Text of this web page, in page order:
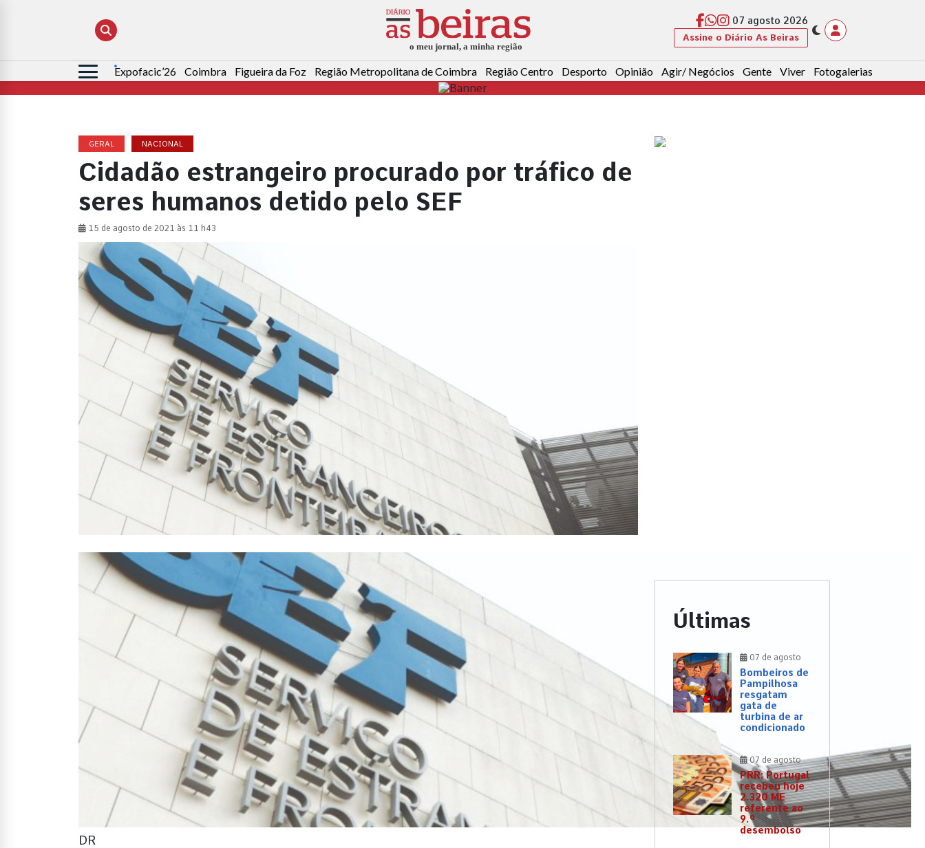
07 agosto 2026
Assine o Diário As Beiras
Pesquisar
por:
Expofacic’26 Coimbra Figueira da Foz Região Metropolitana de Coimbra Região Centro Desporto Opinião Agir/ Negócios Gente Viver Fotogalerias
GERAL NACIONAL
Cidadão estrangeiro procurado por tráfico de
seres humanos detido pelo SEF
15 de agosto de 2021 às 11 h43
DR
Últimas
07 de agosto
Bombeiros de
Pampilhosa
resgatam
gata de
turbina de ar
condicionado
07 de agosto
PRR: Portugal
recebeu hoje
2.320 ME
referente ao
9.º
desembolso